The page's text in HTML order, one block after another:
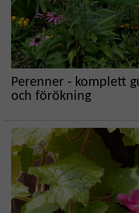
Perenner - komplett
och förökning